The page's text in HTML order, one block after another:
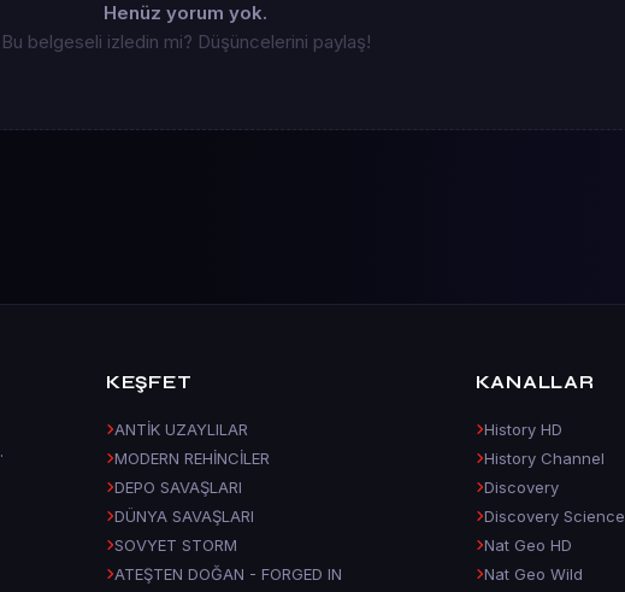
Henüz yorum yok.
Bu belgeseli izledin mi? Düşüncelerini paylaş!
KEŞFET
ANTİK UZAYLILAR
MODERN REHİNCİLER
DEPO SAVAŞLARI
DÜNYA SAVAŞLARI
SOVYET STORM
ATEŞTEN DOĞAN - FORGED IN
KANALLAR
History HD
History Channel
Discovery
Discovery Science
Nat Geo HD
Nat Geo Wild